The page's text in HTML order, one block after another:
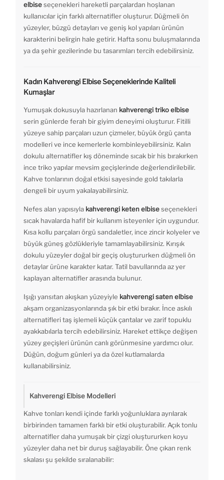
elbiseseçenekleri hareketli parçalardan hoşlanan
kullanıcılar için farklı alternatifler oluşturur. Düğmeli ön
yüzeyler, büzgü detayları ve geniş kol yapıları ürünün
karakterini belirgin hale getirir. Hafta sonu buluşmalarında
ya da şehir gezilerinde bu tasarımları tercih edebilirsiniz.
Kadın Kahverengi Elbise Seçeneklerinde Kaliteli
Kumaşlar
Yumuşak dokusuyla hazırlanan kahverengi triko elbise
serin günlerde ferah bir giyim deneyimi oluşturur. Fitilli
yüzeye sahip parçaları uzun çizmeler, büyük örgü çanta
modelleri ve ince kemerlerle kombinleyebilirsiniz. Kalın
dokulu alternatifler kış döneminde sıcak bir his bırakırken
ince triko yapılar mevsim geçişlerinde değerlendirilebilir.
Kahve tonlarının doğal etkisi sayesinde gold takılarla
dengeli bir uyum yakalayabilirsiniz.
Nefes alan yapısıyla kahverengi keten elbiseseçenekleri
sıcak havalarda hafif bir kullanım isteyenler için uygundur.
Kısa kollu parçaları örgü sandaletler, ince zincir kolyeler ve
büyük güneş gözlükleriyle tamamlayabilirsiniz. Kırışık
dokulu yüzeyler doğal bir geçiş oluştururken düğmeli ön
detaylar ürüne karakter katar. Tatil bavullarında az yer
kaplayan alternatifler arasında bulunur.
Işığı yansıtan akışkan yüzeyiyle kahverengi saten elbise
akşam organizasyonlarında şık bir etki bırakır. İnce askılı
alternatifleri taş işlemeli küçük çantalar ve zarif topuklu
ayakkabılarla tercih edebilirsiniz. Hareket ettikçe değişen
yüzey geçişleri ürünün canlı görünmesine yardımcı olur.
Düğün, doğum günleri ya da özel kutlamalarda
kullanabilirsiniz.
Kahverengi Elbise Modelleri
Kahve tonları kendi içinde farklı yoğunluklara ayrılarak
birbirinden tamamen farklı bir etki oluşturabilir. Açık tonlu
alternatifler daha yumuşak bir çizgi oluştururken koyu
yüzeyler daha net bir duruş sağlayabilir. Öne çıkan renk
skalası şu şekilde sıralanabilir: